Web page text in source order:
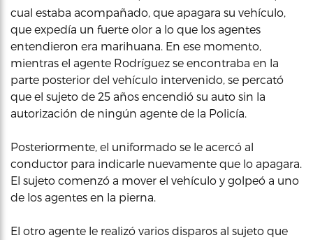
cual estaba acompañado, que apagara su vehículo,
que expedía un fuerte olor a lo que los agentes
entendieron era marihuana. En ese momento,
mientras el agente Rodríguez se encontraba en la
parte posterior del vehículo intervenido, se percató
que el sujeto de 25 años encendió su auto sin la
autorización de ningún agente de la Policía.
Posteriormente, el uniformado se le acercó al
conductor para indicarle nuevamente que lo apagara.
El sujeto comenzó a mover el vehículo y golpeó a uno
de los agentes en la pierna.
El otro agente le realizó varios disparos al sujeto que